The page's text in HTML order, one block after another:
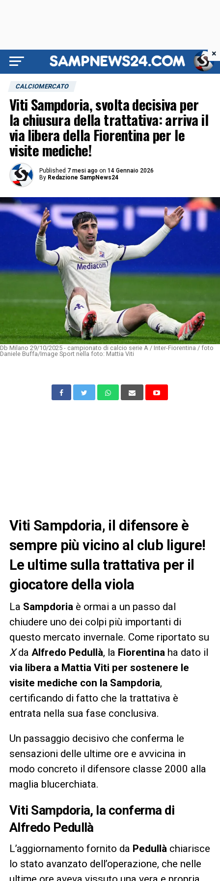
CALCIOMERCATO
Viti Sampdoria, svolta decisiva per
la chiusura della trattativa: arriva il
via libera della Fiorentina per le
visite mediche!
Published 7 mesi ago on 14 Gennaio 2026
By Redazione SampNews24
Db Milano 29/10/2025 - campionato di calcio serie A / Inter-Fiorentina / foto
Daniele Buffa/Image Sport nella foto: Mattia Viti
Viti Sampdoria, il difensore è
sempre più vicino al club ligure!
Le ultime sulla trattativa per il
giocatore della viola
La Sampdoria è ormai a un passo dal
chiudere uno dei colpi più importanti di
questo mercato invernale. Come riportato su
Xda Alfredo Pedullà, la Fiorentina ha dato il
via libera a Mattia Viti per sostenere le
visite mediche con la Sampdoria,
certificando di fatto che la trattativa è
entrata nella sua fase conclusiva.
Un passaggio decisivo che conferma le
sensazioni delle ultime ore e avvicina in
modo concreto il difensore classe 2000 alla
maglia blucerchiata.
Viti Sampdoria, la conferma di
Alfredo Pedullà
L’aggiornamento fornito da Pedullà chiarisce
lo stato avanzato dell’operazione, che nelle
×